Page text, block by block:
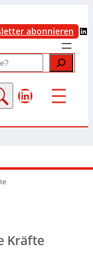
abonnieren LinkedIn
LinkedIn
Kräfte